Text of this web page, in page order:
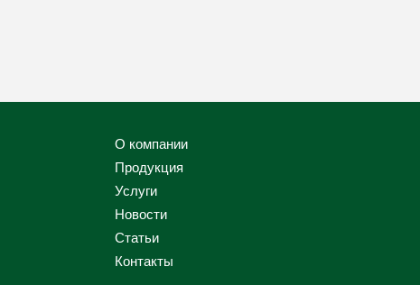
О компании
Продукция
Услуги
Новости
Статьи
Контакты